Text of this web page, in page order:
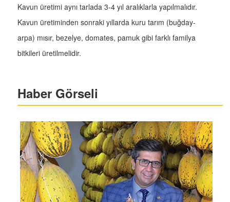
Kavun üretimi aynı tarlada 3-4 yıl aralıklarla yapılmalıdır.
Kavun üretiminden sonraki yıllarda kuru tarım (buğday-
arpa) mısır, bezelye, domates, pamuk gibi farklı familya
bitkileri üretilmelidir.
Haber Görseli